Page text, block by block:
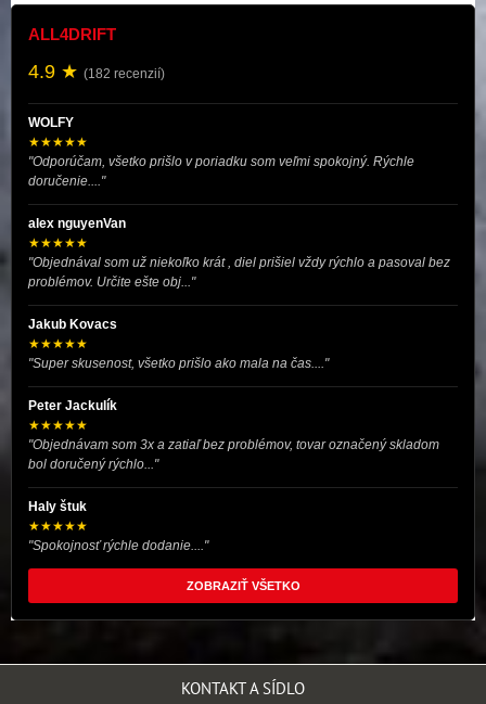
ALL4DRIFT
4.9 ★ (182 recenzií)
WOLFY
★★★★★
"Odporúčam, všetko prišlo v poriadku som veľmi spokojný. Rýchle
doručenie...."
alex nguyenVan
★★★★★
"Objednával som už niekoľko krát , diel prišiel vždy rýchlo a pasoval bez
problémov. Určite ešte obj..."
Jakub Kovacs
★★★★★
"Super skusenost, všetko prišlo ako mala na čas...."
Peter Jackulík
★★★★★
"Objednávam som 3x a zatiaľ bez problémov, tovar označený skladom
bol doručený rýchlo..."
Haly štuk
★★★★★
"Spokojnosť rýchle dodanie...."
ZOBRAZIŤ VŠETKO
KONTAKT A SÍDLO